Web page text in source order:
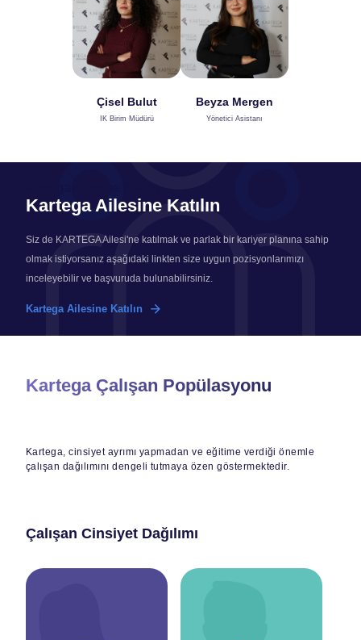
Çisel Bulut
IK Birim Müdürü
Beyza Mergen
Yönetici Asistanı
Kartega Ailesine Katılın
Siz de KARTEGA Ailesi'ne katılmak ve parlak bir kariyer planına sahip
olmak istiyorsanız aşağıdaki linkten size uygun pozisyonlarımızı
inceleyebilir ve başvuruda bulunabilirsiniz.
Kartega Ailesine Katılın
Kartega Çalışan Popülasyonu
Kartega, cinsiyet ayrımı yapmadan ve eğitime verdiği önemle
çalışan dağılımını dengeli tutmaya özen göstermektedir.
Çalışan Cinsiyet Dağılımı